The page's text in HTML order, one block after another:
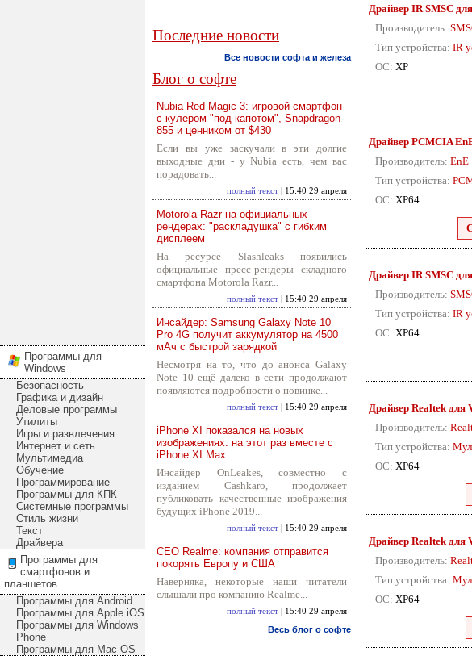
Программы для
Windows
Безопасность
Графика и дизайн
Деловые программы
Утилиты
Игры и развлечения
Интернет и сеть
Мультимедиа
Обучение
Программирование
Программы для КПК
Системные программы
Стиль жизни
Текст
Драйвера
Программы для
смартфонов и
планшетов
Программы для Android
Программы для Apple iOS
Программы для Windows
Phone
Программы для Mac OS
Последние новости
Все новости софта и железа
Блог о софте
Nubia Red Magic 3: игровой смартфон
с кулером "под капотом", Snapdragon
855 и ценником от $430
Если вы уже заскучали в эти долгие
выходные дни - у Nubia есть, чем вас
порадовать...
полный текст | 15:40 29 апреля
Motorola Razr на официальных
рендерах: "раскладушка" с гибким
дисплеем
На ресурсе Slashleaks появились
официальные пресс-рендеры складного
смартфона Motorola Razr...
полный текст | 15:40 29 апреля
Инсайдер: Samsung Galaxy Note 10
Pro 4G получит аккумулятор на 4500
мАч с быстрой зарядкой
Несмотря на то, что до анонса Galaxy
Note 10 ещё далеко в сети продолжают
появляются подробности о новинке...
полный текст | 15:40 29 апреля
iPhone XI показался на новых
изображениях: на этот раз вместе с
iPhone XI Max
Инсайдер OnLeakes, совместно с
изданием Cashkaro, продолжает
публиковать качественные изображения
будущих iPhone 2019...
полный текст | 15:40 29 апреля
CEO Realme: компания отправится
покорять Европу и США
Наверняка, некоторые наши читатели
слышали про компанию Realme...
полный текст | 15:40 29 апреля
Весь блог о софте
Драйвер IR SMSC
Производитель:
Тип устройства: IR
ОС: XP
Драйвер PCMCIA
Производитель: EnE
Тип устройства:
ОС: XP64
Драйвер IR SMSC
Производитель:
Тип устройства: IR
ОС: XP64
Драйвер Realtek для
Производитель:
Тип устройства:
ОС: XP64
Драйвер Realtek для
Производитель:
Тип устройства:
ОС: XP64